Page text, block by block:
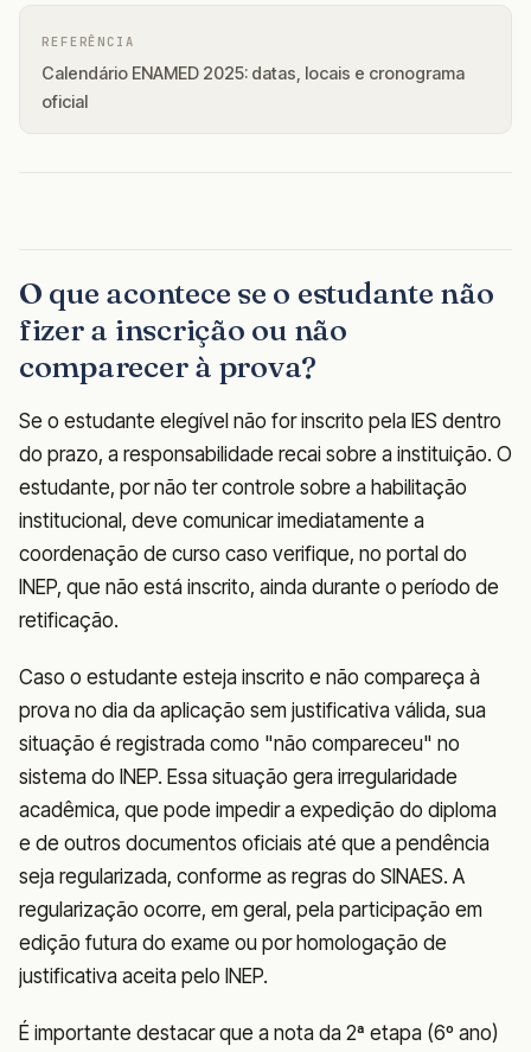
REFERÊNCIA
Calendário ENAMED 2025: datas, locais e cronograma
oficial
O que acontece se o estudante não
fizer a inscrição ou não
comparecer à prova?
Se o estudante elegível não for inscrito pela IES dentro
do prazo, a responsabilidade recai sobre a instituição. O
estudante, por não ter controle sobre a habilitação
institucional, deve comunicar imediatamente a
coordenação de curso caso verifique, no portal do
INEP, que não está inscrito, ainda durante o período de
retificação.
Caso o estudante esteja inscrito e não compareça à
prova no dia da aplicação sem justificativa válida, sua
situação é registrada como "não compareceu" no
sistema do INEP. Essa situação gera irregularidade
acadêmica, que pode impedir a expedição do diploma
e de outros documentos oficiais até que a pendência
seja regularizada, conforme as regras do SINAES. A
regularização ocorre, em geral, pela participação em
edição futura do exame ou por homologação de
justificativa aceita pelo INEP.
É importante destacar que a nota da 2ª etapa (6º ano)